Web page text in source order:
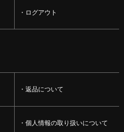
ログアウト
返品について
個人情報の取り扱いについて